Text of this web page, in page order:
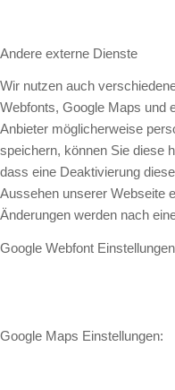
Andere externe Dienste
Wir nutzen auch
Webfonts, Google Maps und
Anbieter möglicherweise
speichern, können Sie diese
dass eine Deaktivierung
Aussehen unserer Webseite
Änderungen werden nach
Google Webfont
Google Maps Einstellungen: